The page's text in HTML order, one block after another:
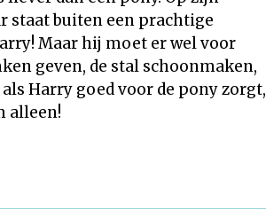
staat buiten een prachtige
Maar hij moet er wel voor
geven, de stal schoonmaken,
Harry goed voor de pony zorgt,
alleen!